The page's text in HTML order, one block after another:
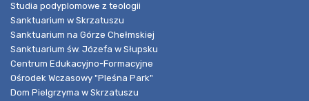
Studia podyplomowe z teologii
Sanktuarium w Skrzatuszu
Sanktuarium na Górze Chełmskiej
Sanktuarium św. Józefa w Słupsku
Centrum Edukacyjno-Formacyjne
Ośrodek Wczasowy "Pleśna Park"
Dom Pielgrzyma w Skrzatuszu